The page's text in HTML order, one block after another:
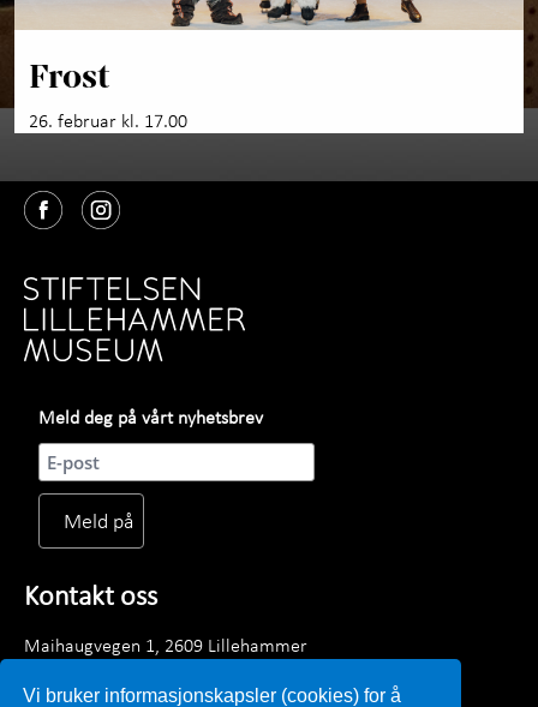
Vi bruker informasjonskapsler (cookies) for å
Frost
26. februar kl. 17.00
Meld deg på vårt nyhetsbrev
Kontakt oss
Maihaugvegen 1, 2609 Lillehammer
Mandag - fredag kl. 0900 - 1530